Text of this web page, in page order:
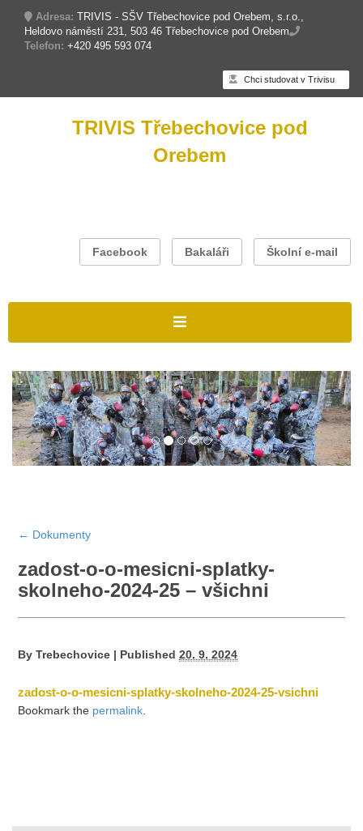
Adresa: TRIVIS - SŠV Třebechovice pod Orebem, s.r.o.,
Heldovo náměstí 231, 503 46 Třebechovice pod Orebem
Telefon: +420 495 593 074
Chci studovat v Trivisu
TRIVIS Třebechovice pod
Orebem
Facebook Bakaláři Školní e-mail
← Dokumenty
zadost-o-o-mesicni-splatky-
skolneho-2024-25 – všichni
By Trebechovice | Published 20. 9. 2024
zadost-o-o-mesicni-splatky-skolneho-2024-25-vsichni
Bookmark the permalink